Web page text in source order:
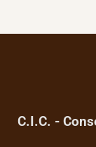
C.I.C. -